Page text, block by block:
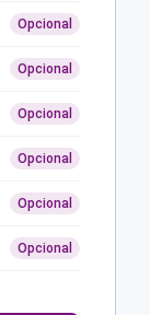
Opcional
Opcional
Opcional
Opcional
Opcional
Opcional